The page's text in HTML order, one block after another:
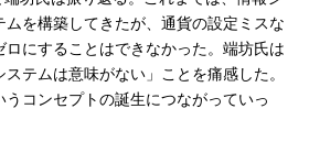
ムを構築してきたが、通貨の設定ミスな
ロにすることはできなかった。端坊氏は
ステムは意味がない」ことを痛感した。
うコンセプトの誕生につながっていっ